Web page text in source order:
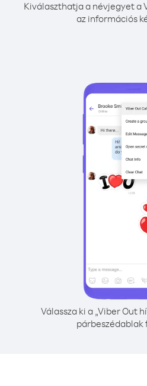
Kiválaszthatja a névjegyet a
az információs
Válassza ki a „Viber Out
párbeszédablak